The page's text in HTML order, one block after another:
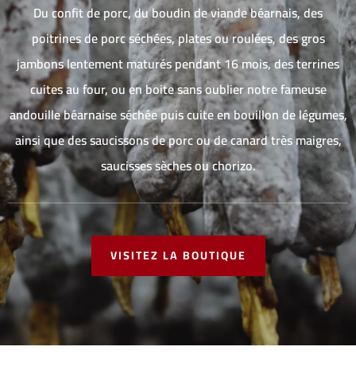
Du confit de porc, du boudin de viande béarnais, des
poitrines de porc séchées, plates ou roulées, des gros
jambons lentement maturés pendant 16 mois, des terrines
cuites au four, ou en boite sans oublier notre fameuse
andouille béarnaise séchée puis cuite en bouillon de légumes,
ainsi que des saucissons de porc ou de canard très maigres,
saucisses sèches ou chorizo.
VISITEZ LA BOUTIQUE